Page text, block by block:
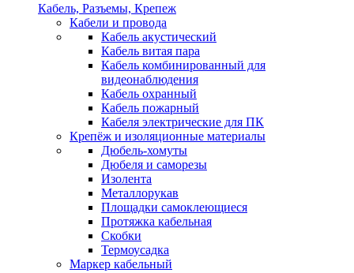
Кабель, Разъемы, Крепеж
Кабели и провода
Кабель акустический
Кабель витая пара
Кабель комбинированный для
видеонаблюдения
Кабель охранный
Кабель пожарный
Кабеля электрические для ПК
Крепёж и изоляционные материалы
Дюбель-хомуты
Дюбеля и саморезы
Изолента
Металлорукав
Площадки самоклеющиеся
Протяжка кабельная
Скобки
Термоусадка
Маркер кабельный